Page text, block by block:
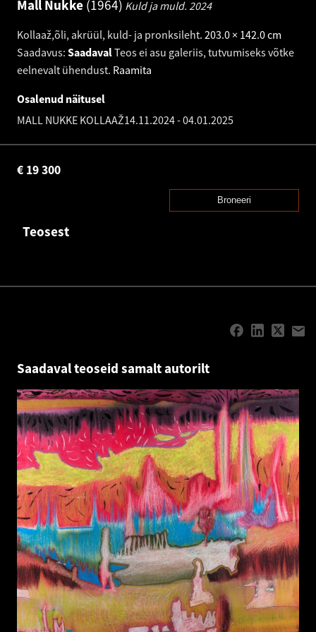
Mall Nukke 1964 Kuld ja muld. 2024
Kollaaž,õli, akrüül, kuld- ja pronksileht. 203.0 × 142.0 cm
Saadavus: SaadavalTeos ei asu galeriis, tutvumiseks võtke
eelnevalt ühendust. Raamita
Osalenud näitusel
MALL NUKKE KOLLAAŽ14.11.2024-04.01.2025
19 300
€
Broneeri
Teosest
Saadaval teoseid samalt autorilt